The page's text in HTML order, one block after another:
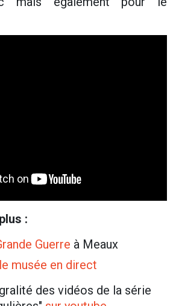
:
Guerre à Meaux
musée en direct
des vidéos de la série